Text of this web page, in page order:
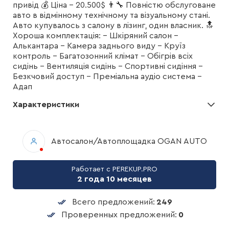
привід 💰 Ціна - 20.500$ 👨‍🔧 Повністю обслуговане
авто в відмінному технічному та візуальному стані.
Авто купувалось з салону в лізинг, один власник. 🔝
Хороша комплектація: - Шкіряний салон -
Алькантара - Камера заднього виду - Круїз
контроль - Багатозонний клімат - Обігрів всіх
сидінь - Вентиляція сидінь - Спортивні сидіння -
Безкчовий доступ - Преміальна аудіо система -
Адап
Характеристики
Автосалон/Автоплощадка OGAN AUTO
Работает с PEREKUP.PRO
2 года 10 месяцев
Всего предложений: 249
Проверенных предложений: 0